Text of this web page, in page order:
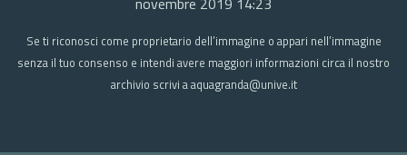
Se ti riconosci come proprietario dell’immagine o appari nell’immagine
senza il tuo consenso e intendi avere maggiori informazioni circa il nostro
archivio scrivi a aquagranda@unive.it